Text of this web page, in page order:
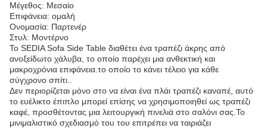
Μέγεθος: Μεσαίο
Επιφάνεια: ομαλή
Ονομασία: Παρτενέρ
Στυλ: Μοντέρνο
Το SEDIA Sofa Side Table διαθέτει ένα τραπέζι άκρης από
ανοξείδωτο χάλυβα, το οποίο παρέχει μια ανθεκτική και
μακροχρόνια επιφάνεια.το οποίο το κάνει τέλειο για κάθε
σύγχρονο σπίτι..
Δεν περιορίζεται μόνο στο να είναι ένα πλάι τραπέζι καναπέ, αυτό
το ευέλικτο έπιπλο μπορεί επίσης να χρησιμοποιηθεί ως τραπέζι
καφέ, προσθέτοντας μια λειτουργική πινελιά στο σαλόνι σας.Το
μινιμαλιστικό σχεδιασμό του του επιτρέπει να ταιριάζει